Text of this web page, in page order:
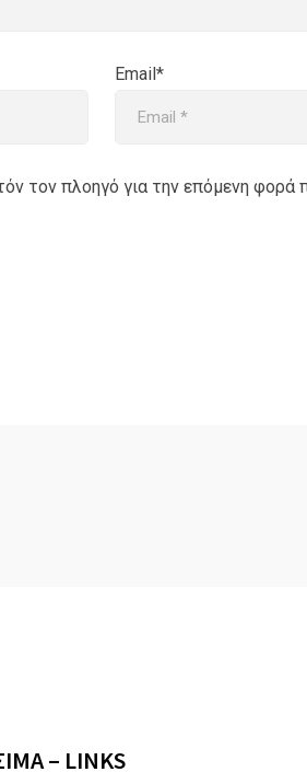
Email*
τον πλοηγό για την επόμενη φορά
– LINKS